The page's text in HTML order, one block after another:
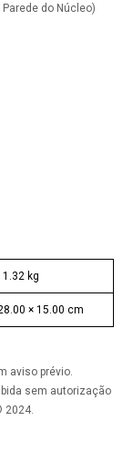
do Núcleo)
1.32 kg
× 15.00 cm
aviso prévio.
sem autorização
2024.